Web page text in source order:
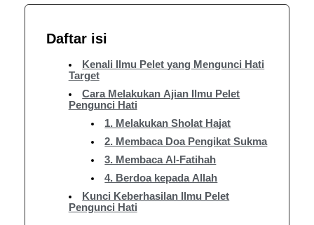
Daftar isi
Kenali Ilmu Pelet yang Mengunci Hati
Target
Cara Melakukan Ajian Ilmu Pelet
Pengunci Hati
1. Melakukan Sholat Hajat
2. Membaca Doa Pengikat Sukma
3. Membaca Al-Fatihah
4. Berdoa kepada Allah
Kunci Keberhasilan Ilmu Pelet
Pengunci Hati